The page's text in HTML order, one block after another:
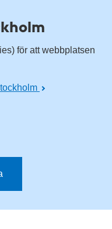
för att webbplatsen